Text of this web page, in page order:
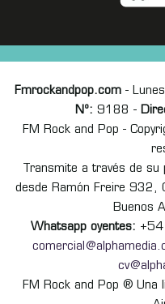
Fmrockandpop.com-
Nº: 9188 -
FM Rock and Pop -
Transmite a través de
desde Ramón Freire 932,
Buenos
Whatsapp oyentes:
FM Rock and Pop ® Una